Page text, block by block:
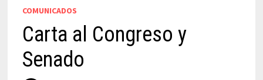
COMUNICADOS
Carta al Congreso y
Senado